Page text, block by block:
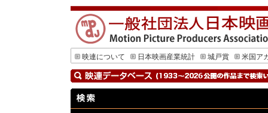
映連について 日本映画産業統計 城戸賞 米国ア